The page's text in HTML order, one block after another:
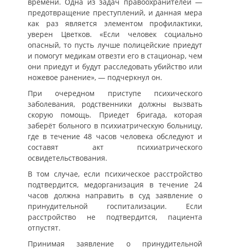
предотвращение преступлений, и данная мера
как раз является элементом профилактики,
уверен Цветков. «Если человек социально
опасный, то пусть лучше полицейские приедут
и помогут медикам отвезти его в стационар, чем
они приедут и будут расследовать убийство или
ножевое ранение», — подчеркнул он.
При очередном приступе психического
заболевания, родственники должны вызвать
скорую помощь. Приедет бригада, которая
заберёт больного в психиатрическую больницу,
где в течение 48 часов человека обследуют и
составят акт психиатрического
освидетельствования.
В том случае, если психическое расстройство
подтвердится, медорганизация в течение 24
часов должна направить в суд заявление о
принудительной госпитализации. Если
расстройство не подтвердится, пациента
отпустят.
Принимая заявление о принудительной